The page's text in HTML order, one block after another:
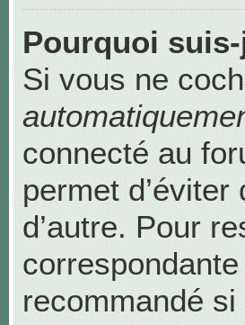
Pourquoi
Si vous ne
connecté au
permet
d’autre. Pour
recommandé